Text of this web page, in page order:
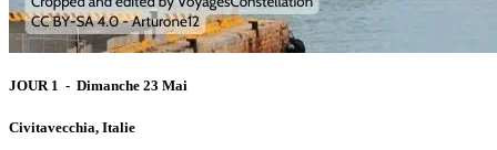
JOUR 1 - Dimanche 23 Mai
Civitavecchia, Italie